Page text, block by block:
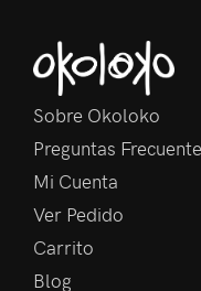
Sobre Okoloko
Preguntas
Mi Cuenta
Ver Pedido
Carrito
Blog